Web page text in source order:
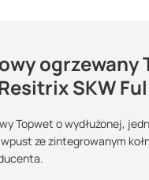
ogrzewany
SKW
Topwet o wydłużonej,
ze zintegrowanym
produktu dostępnych
skuteczne
dzięki zintegrowanemu
UV daje
Wpust ogrzewany?:
tak